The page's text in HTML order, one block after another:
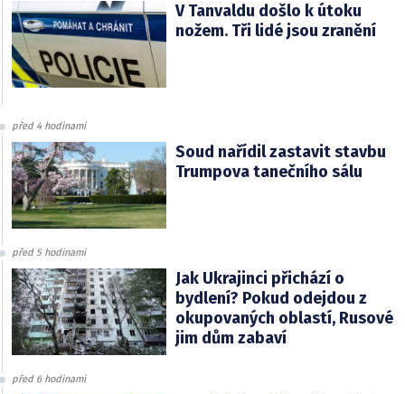
V Tanvaldu došlo k útoku
nožem. Tři lidé jsou zranění
před 4 hodinami
Soud nařídil zastavit stavbu
Trumpova tanečního sálu
před 5 hodinami
Jak Ukrajinci přichází o
bydlení? Pokud odejdou z
okupovaných oblastí, Rusové
jim dům zabaví
před 6 hodinami